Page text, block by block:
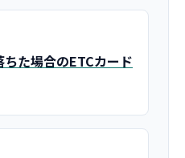
た場合のETCカード